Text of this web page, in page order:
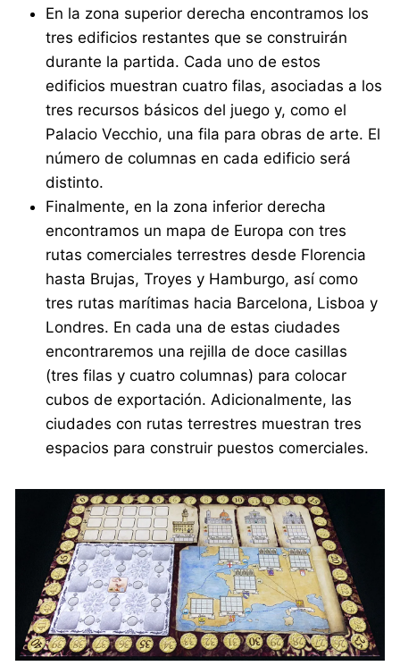
En la zona superior derecha encontramos los
tres edificios restantes que se construirán
durante la partida. Cada uno de estos
edificios muestran cuatro filas, asociadas a los
tres recursos básicos del juego y, como el
Palacio Vecchio, una fila para obras de arte. El
número de columnas en cada edificio será
distinto.
Finalmente, en la zona inferior derecha
encontramos un mapa de Europa con tres
rutas comerciales terrestres desde Florencia
hasta Brujas, Troyes y Hamburgo, así como
tres rutas marítimas hacia Barcelona, Lisboa y
Londres. En cada una de estas ciudades
encontraremos una rejilla de doce casillas
(tres filas y cuatro columnas) para colocar
cubos de exportación. Adicionalmente, las
ciudades con rutas terrestres muestran tres
espacios para construir puestos comerciales.